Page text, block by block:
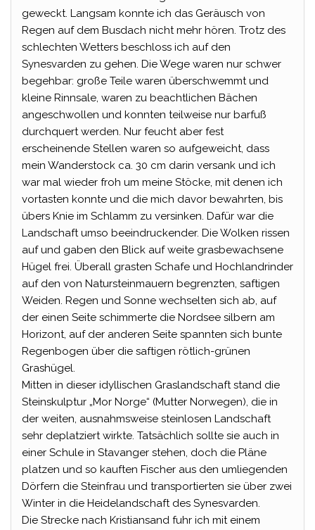
geweckt. Langsam konnte ich das Geräusch von
Regen auf dem Busdach nicht mehr hören. Trotz des
schlechten Wetters beschloss ich auf den
Synesvarden zu gehen. Die Wege waren nur schwer
begehbar: große Teile waren überschwemmt und
kleine Rinnsale, waren zu beachtlichen Bächen
angeschwollen und konnten teilweise nur barfuß
durchquert werden. Nur feucht aber fest
erscheinende Stellen waren so aufgeweicht, dass
mein Wanderstock ca. 30 cm darin versank und ich
war mal wieder froh um meine Stöcke, mit denen ich
vortasten konnte und die mich davor bewahrten, bis
übers Knie im Schlamm zu versinken. Dafür war die
Landschaft umso beeindruckender. Die Wolken rissen
auf und gaben den Blick auf weite grasbewachsene
Hügel frei. Überall grasten Schafe und Hochlandrinder
auf den von Natursteinmauern begrenzten, saftigen
Weiden. Regen und Sonne wechselten sich ab, auf
der einen Seite schimmerte die Nordsee silbern am
Horizont, auf der anderen Seite spannten sich bunte
Regenbogen über die saftigen rötlich-grünen
Grashügel.
Mitten in dieser idyllischen Graslandschaft stand die
Steinskulptur „Mor Norge“ (Mutter Norwegen), die in
der weiten, ausnahmsweise steinlosen Landschaft
sehr deplatziert wirkte. Tatsächlich sollte sie auch in
einer Schule in Stavanger stehen, doch die Pläne
platzen und so kauften Fischer aus den umliegenden
Dörfern die Steinfrau und transportierten sie über zwei
Winter in die Heidelandschaft des Synesvarden.
Die Strecke nach Kristiansand fuhr ich mit einem